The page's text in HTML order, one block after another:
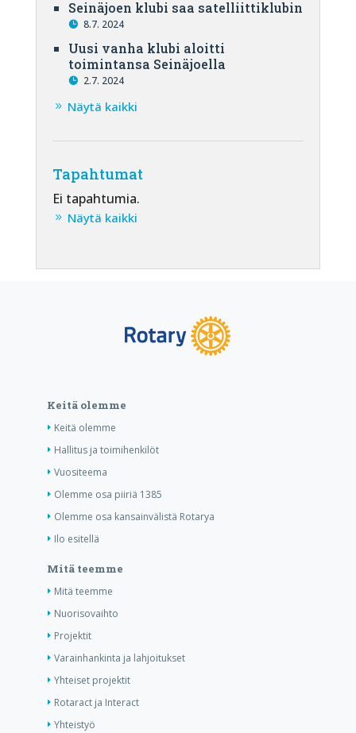
Seinäjoen klubi saa satelliittiklubin
8.7. 2024
Uusi vanha klubi aloitti
toimintansa Seinäjoella
2.7. 2024
Näytä kaikki
Tapahtumat
Ei tapahtumia.
Näytä kaikki
Keitä olemme
Keitä olemme
Hallitus ja toimihenkilöt
Vuositeema
Olemme osa piiriä 1385
Olemme osa kansainvälistä Rotarya
Ilo esitellä
Mitä teemme
Mitä teemme
Nuorisovaihto
Projektit
Varainhankinta ja lahjoitukset
Yhteiset projektit
Rotaract ja Interact
Yhteistyö